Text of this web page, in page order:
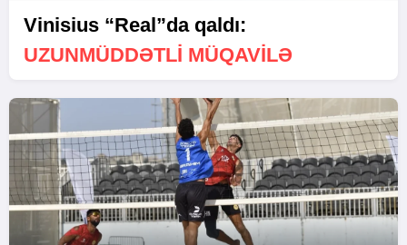
Vinisius “Real”da qaldı:
UZUNMÜDDƏTLİ MÜQAVİLƏ